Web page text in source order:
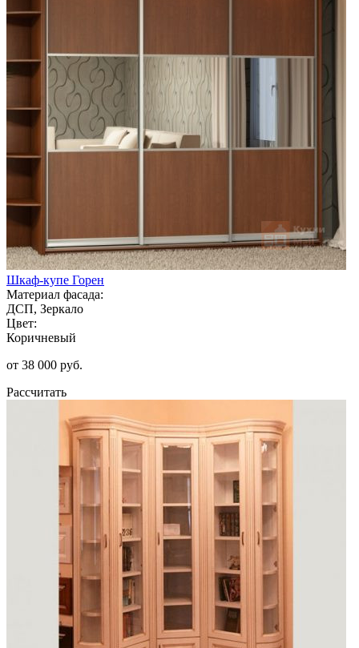
Шкаф-купе Горен
Материал фасада:
ДСП, Зеркало
Цвет:
Коричневый
от 38 000 руб.
Рассчитать